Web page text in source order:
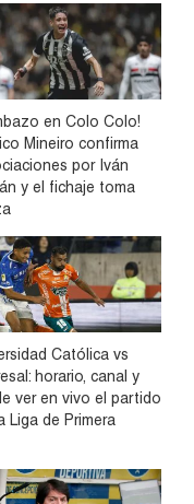
en Colo Colo!
Mineiro confirma
por Iván
y el fichaje toma
Católica vs
horario, canal y
ver en vivo el partido
Liga de Primera